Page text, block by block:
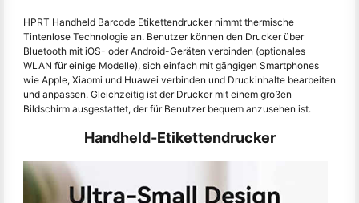
HPRT Handheld Barcode Etikettendrucker nimmt thermische
Tintenlose Technologie an. Benutzer können den Drucker über
Bluetooth mit iOS- oder Android-Geräten verbinden (optionales
WLAN für einige Modelle), sich einfach mit gängigen Smartphones
wie Apple, Xiaomi und Huawei verbinden und Druckinhalte bearbeiten
und anpassen. Gleichzeitig ist der Drucker mit einem großen
Bildschirm ausgestattet, der für Benutzer bequem anzusehen ist.
Handheld-Etikettendrucker